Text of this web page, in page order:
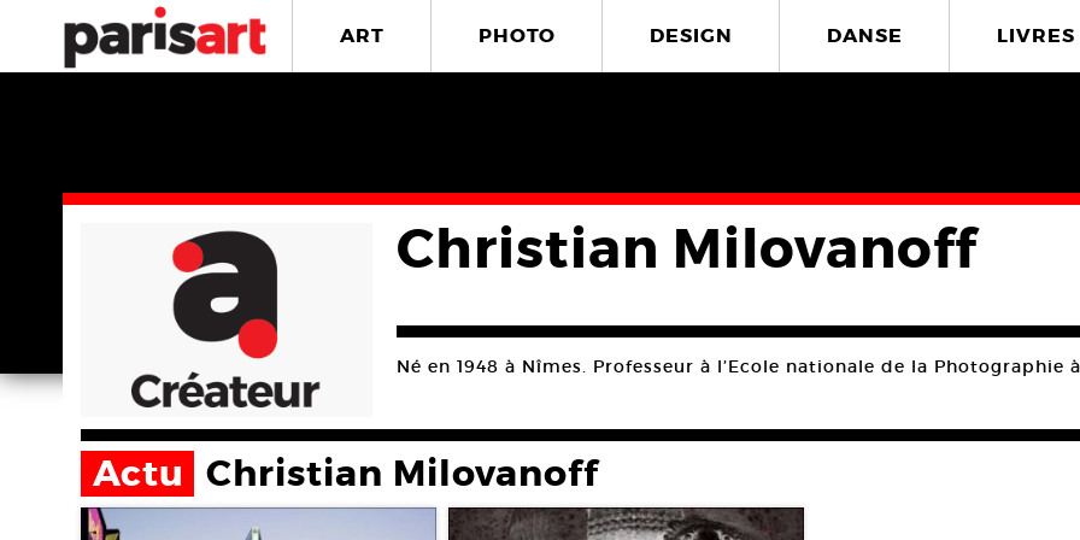
ART PHOTO DESIGN DANSE LIVRES
Christian Milovanoff
Né en 1948 à Nîmes. Professeur à l’Ecole nationale de la Photographie
Actu Christian Milovanoff